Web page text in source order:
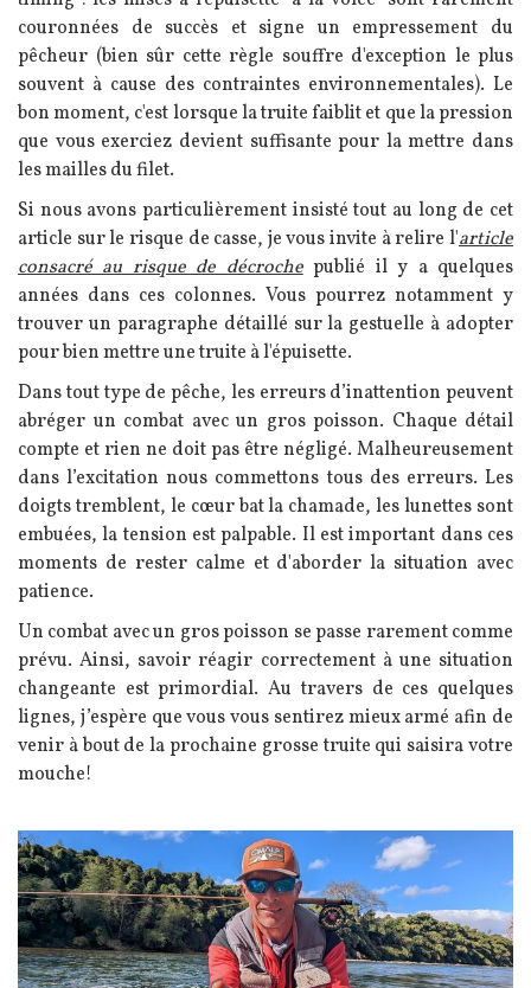
couronnées de succès et signe un empressement du
pêcheur (bien sûr cette règle souffre d'exception le plus
souvent à cause des contraintes environnementales). Le
bon moment, c'est lorsque la truite faiblit et que la pression
que vous exerciez devient suffisante pour la mettre dans
les mailles du filet.
Si nous avons particulièrement insisté tout au long de cet
article sur le risque de casse, je vous invite à relire l'article
consacré au risque de décrochepublié il y a quelques
années dans ces colonnes. Vous pourrez notamment y
trouver un paragraphe détaillé sur la gestuelle à adopter
pour bien mettre une truite à l'épuisette.
Dans tout type de pêche, les erreurs d’inattention peuvent
abréger un combat avec un gros poisson. Chaque détail
compte et rien ne doit pas être négligé. Malheureusement
dans l’excitation nous commettons tous des erreurs. Les
doigts tremblent, le cœur bat la chamade, les lunettes sont
embuées, la tension est palpable. Il est important dans ces
moments de rester calme et d'aborder la situation avec
patience.
Un combat avec un gros poisson se passe rarement comme
prévu. Ainsi, savoir réagir correctement à une situation
changeante est primordial. Au travers de ces quelques
lignes, j’espère que vous vous sentirez mieux armé afin de
venir à bout de la prochaine grosse truite qui saisira votre
mouche!
Image